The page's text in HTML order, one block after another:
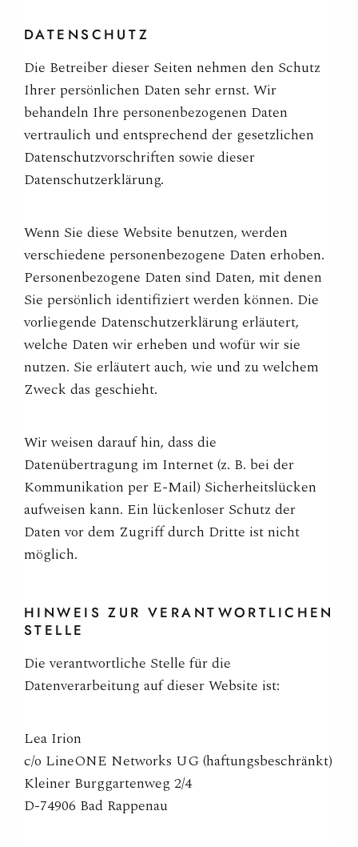
DATENSCHUTZ
Die Betreiber dieser Seiten nehmen den Schutz
Ihrer persönlichen Daten sehr ernst. Wir
behandeln Ihre personenbezogenen Daten
vertraulich und entsprechend der gesetzlichen
Datenschutzvorschriften sowie dieser
Datenschutzerklärung.
Wenn Sie diese Website benutzen, werden
verschiedene personenbezogene Daten erhoben.
Personenbezogene Daten sind Daten, mit denen
Sie persönlich identifiziert werden können. Die
vorliegende Datenschutzerklärung erläutert,
welche Daten wir erheben und wofür wir sie
nutzen. Sie erläutert auch, wie und zu welchem
Zweck das geschieht.
Wir weisen darauf hin, dass die
Datenübertragung im Internet (z. B. bei der
Kommunikation per E-Mail) Sicherheitslücken
aufweisen kann. Ein lückenloser Schutz der
Daten vor dem Zugriff durch Dritte ist nicht
möglich.
HINWEIS ZUR VERANTWORTLICHEN
STELLE
Die verantwortliche Stelle für die
Datenverarbeitung auf dieser Website ist:
Lea Irion
c/o LineONE Networks UG (haftungsbeschränkt)
Kleiner Burggartenweg 2/4
D-74906 Bad Rappenau